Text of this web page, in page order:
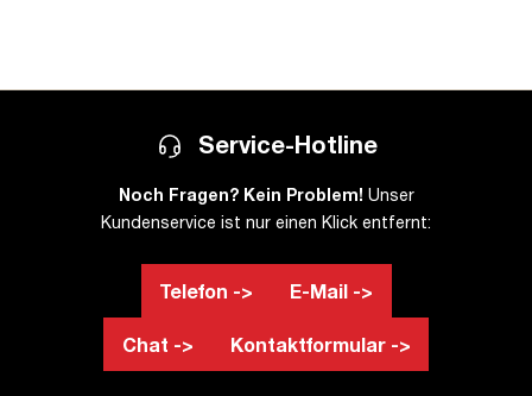
Service-Hotline
Noch Fragen? Kein Problem! Unser
Kundenservice ist nur einen Klick entfernt:
Telefon -> E-Mail ->
Chat -> Kontaktformular ->